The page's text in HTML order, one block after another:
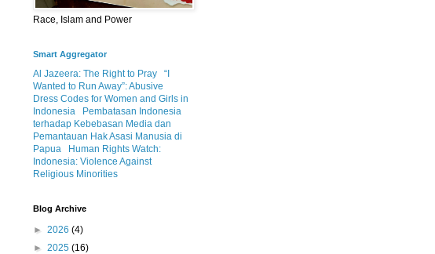
Race, Islam and Power
Smart Aggregator
Al Jazeera: The Right to Pray
“I
Wanted to Run Away”: Abusive
Dress Codes for Women and Girls in
Indonesia
Pembatasan Indonesia
terhadap Kebebasan Media dan
Pemantauan Hak Asasi Manusia di
Papua
Human Rights Watch:
Indonesia: Violence Against
Religious Minorities
Blog Archive
► 2026 (4)
► 2025 (16)